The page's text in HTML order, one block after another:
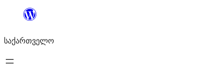
შიგთავსზე
საქართველო